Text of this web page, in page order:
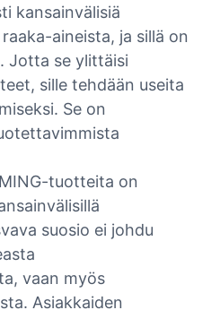
kansainvälisiä
aineista, ja sillä on
Jotta se ylittäisi
sille tehdään useita
Se on
tuotteita on
suosio ei johdu
vaan myös
Asiakkaiden